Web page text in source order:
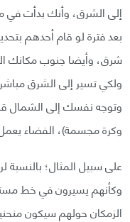
إلى الشرق، وأنك بدأت في
بعد فترة لو قام أحدهم
شرق، وأيضا جنوب مكانك
ولكي تسير إلى الشرق
وتوجه نفسك إلى الشمال
وكرة مجسمة)، الفضاء
على سبيل المثال؛
وكأنهم يسيرون في خط
الزمكان حولهم سيكون